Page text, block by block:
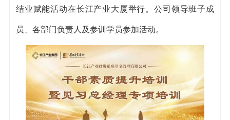
结业赋能活动在长江产业大厦举行。公司领导班子成
员、各部门负责人及参训学员参加活动。